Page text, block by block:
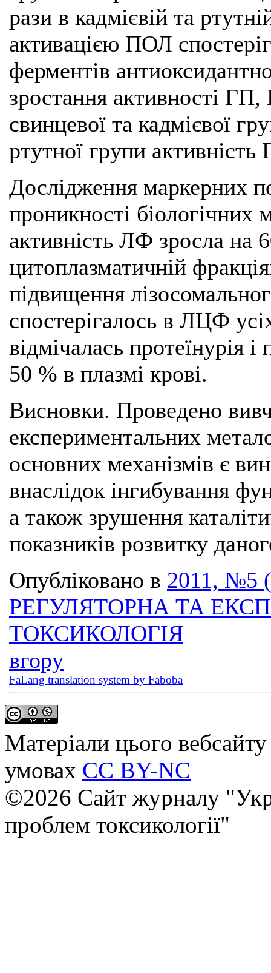
рази в кадмієвій та
активацією ПОЛ
ферментів
зростання активності
свинцевої та кадмієвої
ртутної групи
Дослідження маркерних
проникності
активність ЛФ зросла на
цитоплазматичній
підвищення
спостерігалось в ЛЦФ
відмічалась протеїнурія
50 % в плазмі крові.
Висновки. Проведено
експериментальних
основних механізмів є
внаслідок інгибування
а також зрушення
показників розвитку
Опубліковано в 2011, №5
РЕГУЛЯТОРНА ТА
ТОКСИКОЛОГІЯ
вгору
FaLang translation system by Faboba
Матеріали цього
умовах CC BY-NC
©2026 Сайт журналу
проблем токсикології"